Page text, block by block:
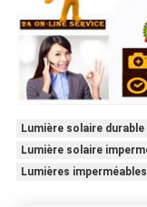
Lumière solaire
Lumière solaire
Lumières